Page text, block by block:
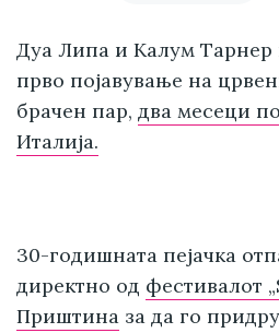
Дуа Липа и Калум Тарнер
прво појавување на
брачен пар, два месеци
Италија.
30-годишната пејачка
директно од фестивалот
Приштина за да го